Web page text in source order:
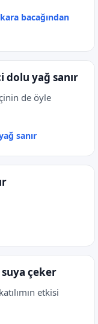
bacağından
yağ sanır
de öyle
sanır
çeker
etkisi